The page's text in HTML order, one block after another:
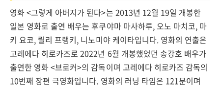
영화 <그렇게 아버지가 된다>는 2013년 12월 19일 개봉한
일본 영화로 출연 배우는 후쿠야마 마사하루, 오노 마치코, 마
키 요코, 릴리 프랭키, 니노미야 케이타입니다. 영화의 연출은
고레에다 히로카즈로 2022년 6월 개봉했었던 송강호 배우가
출연한 영화 <브로커>의 감독이며 고레에다 히로카즈 감독의
10번째 장편 극영화입니다. 영화의 러닝 타임은 121분이며